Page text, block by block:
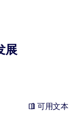
展
可用文本